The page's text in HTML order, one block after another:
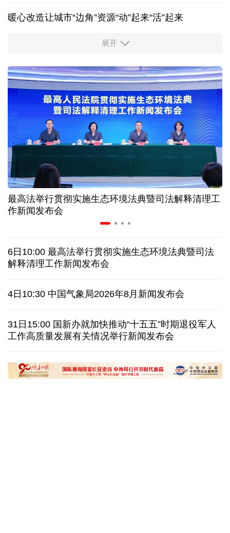
暖心改造让城市“边角”资源“动”起来“活”起来
柔性制造，高效匹配差异化需求
高温下用电负荷创新高 解码今夏的清凉底气
活力中国调研行丨弯道超车 如何“皖”美提速
7月份中国仓储指数保持扩张 行业运行韧性较强
小球赛撬动大消费 体育赛事激活城市发展新动能
“电影+文旅”深度融合 光影经济撬动暑期消费新蓝海
俄黑客称获取北约直接参与袭击俄领土证据
外媒说丨中国在非洲青年群体中的好感度稳步上升
我国学者发现银河系外围气体盘呈现波纹状褶皱结构
美国前州议员：中国持续在国际事务中发挥引领作用
展开
最高法举行贯彻实施生态环境法典暨司法解释清理工
作新闻发布会
6日10:00 最高法举行贯彻实施生态环境法典暨司法
解释清理工作新闻发布会
4日10:30 中国气象局2026年8月新闻发布会
31日15:00 国新办就加快推动“十五五”时期退役军人
工作高质量发展有关情况举行新闻发布会